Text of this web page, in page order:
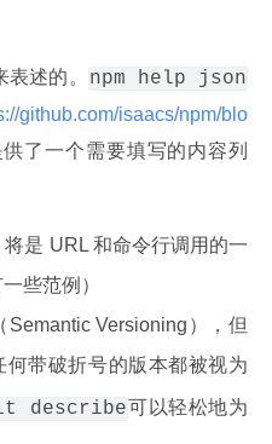
表述的。 npm help json
github.com/isaacs/npm/blo
供了一个需要填写的内容列
是 URL 和命令行调用的一
些范例）
（Semantic Versioning），但
何带破折号的版本都被视为
describe可以轻松地为